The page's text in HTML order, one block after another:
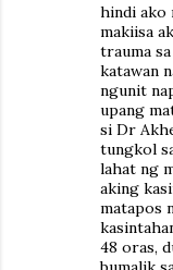
hindi ako
makiisa
trauma
katawan
ngunit
upang
si Dr
tungkol
lahat ng
aking
matapos
48 oras,